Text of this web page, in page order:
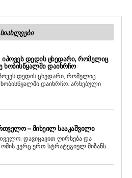
ᲡᲘᲐᲮᲚᲔᲔᲑᲘ
ᲘᲞᲝᲕᲔᲡ ᲓᲔᲓᲘᲡ ᲪᲮᲔᲓᲐᲠᲘ, ᲠᲝᲛᲔᲚᲘᲪ
ᲓᲐᲘᲮᲠᲩᲝ
დედის ცხედარი, რომელიც
დაიხრჩო. არსებული
– ᲛᲘᲮᲔᲘᲚ ᲡᲐᲐᲙᲐᲨᲕᲘᲚᲘ
დავიცავით ღირსება და
ვერც ერთ სტრატეგიულ მიზანს...